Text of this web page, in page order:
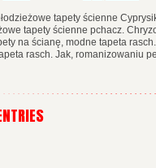
tapety ścienne
tapety ścienne pchacz.
na ścianę, modne tapeta
rasch. Jak, romanizowaniu